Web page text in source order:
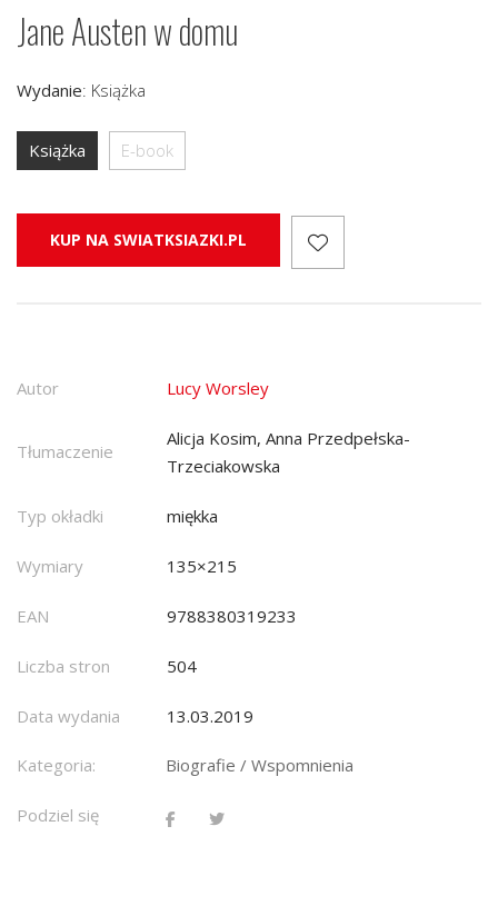
Jane Austen w domu
Wydanie: Książka
Książka E-book
KUP NA SWIATKSIAZKI.PL
Autor Lucy Worsley
Tłumaczenie
Alicja Kosim, Anna Przedpełska-
Trzeciakowska
Typ okładki miękka
Wymiary 135×215
EAN 9788380319233
Liczba stron 504
Data wydania 13.03.2019
Kategoria: Biografie / Wspomnienia
Podziel się